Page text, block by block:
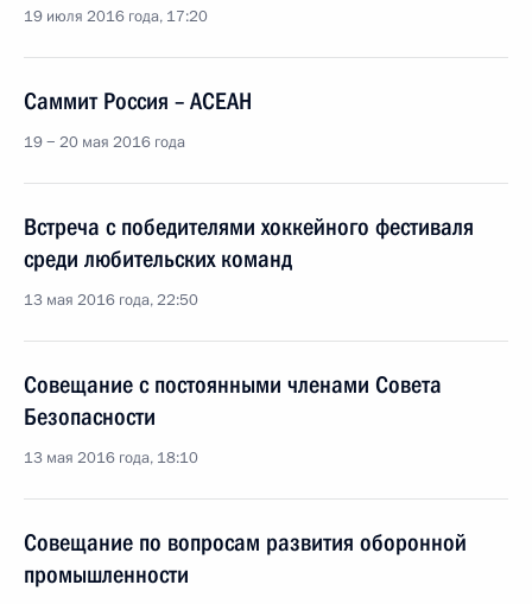
19 июля 2016 года, 17:20
Саммит Россия – АСЕАН
19 − 20 мая 2016 года
Встреча с победителями хоккейного фестиваля
среди любительских команд
13 мая 2016 года, 22:50
Совещание с постоянными членами Совета
Безопасности
13 мая 2016 года, 18:10
Совещание по вопросам развития оборонной
промышленности